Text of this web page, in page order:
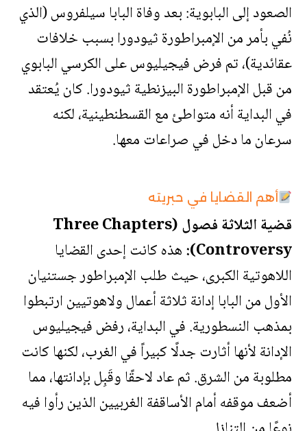
الصعود إلى البابوية: بعد وفاة البابا سيلفروس (الذي
نُفي بأمر من الإمبراطورة ثيودورا بسبب خلافات
عقائدية)، تم فرض فيجيليوس على الكرسي البابوي
من قبل الإمبراطورة البيزنطية ثيودورا. كان يُعتقد
في البداية أنه متواطئ مع القسطنطينية، لكنه
سرعان ما دخل في صراعات معها.
أهم القضايا في حبريته
قضية الثلاثة فصول (Three Chapters
Controversy): هذه كانت إحدى القضايا
اللاهوتية الكبرى، حيث طلب الإمبراطور جستنيان
الأول من البابا إدانة ثلاثة أعمال ولاهوتيين ارتبطوا
بمذهب النسطورية. في البداية، رفض فيجيليوس
الإدانة لأنها أثارت جدلًا كبيراً في الغرب، لكنها كانت
مطلوبة من الشرق. ثم عاد لاحقًا وقَبِل بإدانتها، مما
أضعف موقفه أمام الأساقفة الغربيين الذين رأوا فيه